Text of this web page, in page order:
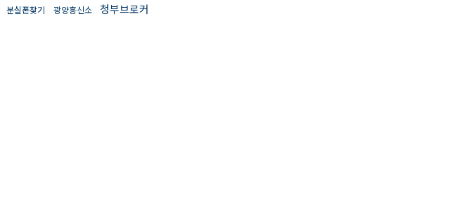
분실폰찾기 광양흥신소 청부브로커